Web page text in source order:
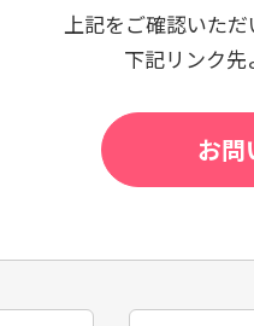
上記をご確認いた
下記リンク先
お問